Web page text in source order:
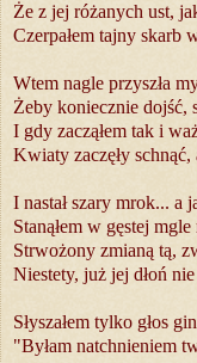
Że z jej różanych ust,
Czerpałem tajny skarb
Wtem nagle przyszła
Żeby koniecznie dojść,
I gdy zacząłem tak i
Kwiaty zaczęły schnąć,
I nastał szary mrok... a
Stanąłem w gęstej
Strwożony zmianą tą,
Niestety, już jej dłoń
Słyszałem tylko głos
"Byłam natchnieniem